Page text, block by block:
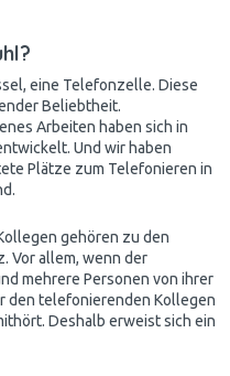
eine Telefonzelle. Diese
Beliebtheit.
Arbeiten haben sich in
Und wir haben
Plätze zum Telefonieren in
gehören zu den
Vor allem, wenn der
mehrere Personen von ihrer
den telefonierenden Kollegen
Deshalb erweist sich ein